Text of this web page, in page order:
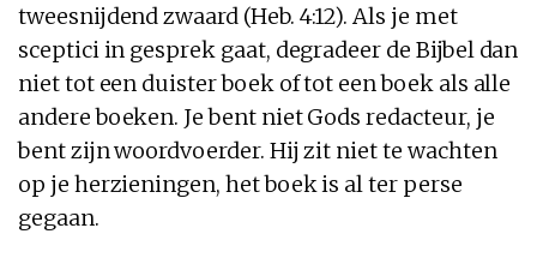
tweesnijdend zwaard (Heb. 4:12). Als je met
sceptici in gesprek gaat, degradeer de Bijbel dan
niet tot een duister boek of tot een boek als alle
andere boeken. Je bent niet Gods redacteur, je
bent zijn woordvoerder. Hij zit niet te wachten
op je herzieningen, het boek is al ter perse
gegaan.